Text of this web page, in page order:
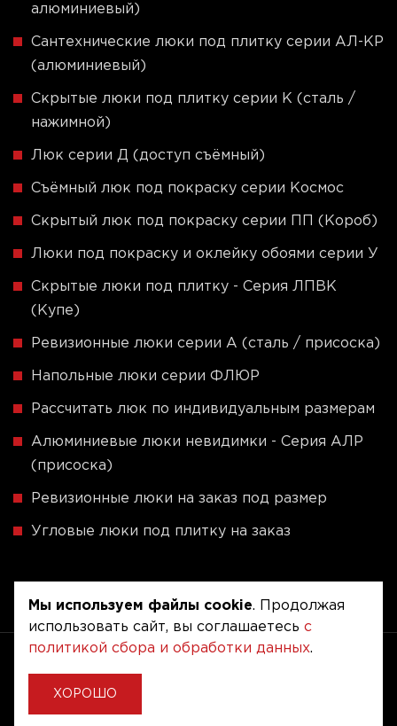
алюминиевый)
Сантехнические люки под плитку серии АЛ-КР
(алюминиевый)
Скрытые люки под плитку серии K (сталь /
нажимной)
Люк серии Д (доступ съёмный)
Съёмный люк под покраску серии Космос
Скрытый люк под покраску серии ПП (Короб)
Люки под покраску и оклейку обоями серии У
Скрытые люки под плитку - Серия ЛПВК
(Купе)
Ревизионные люки серии A (сталь / присоска)
Напольные люки серии ФЛЮР
Рассчитать люк по индивидуальным размерам
Алюминиевые люки невидимки - Серия АЛР
(присоска)
Ревизионные люки на заказ под размер
Угловые люки под плитку на заказ
Copyright © 2020 - 2026. Люкер, ревизионные
сантехнические люки.
Разработка и продвижение -
Мы используем файлы cookie. Продолжая
использовать сайт, вы соглашаетесь с
политикой сбора и обработки данных.
ХОРОШО